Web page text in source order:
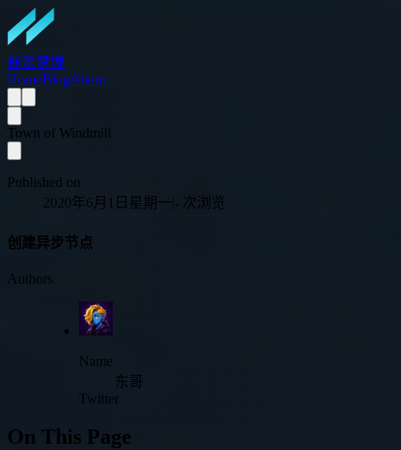
翡翠梦境
HomeBlogAbout
Town of Windmill
Published on
2020年6月1日星期一|- 次浏览
创建异步节点
Authors
Name
东哥
Twitter
On This Page